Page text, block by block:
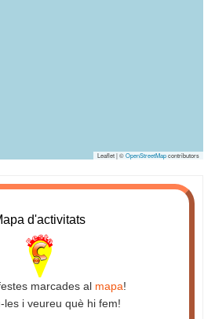
Leaflet | ©OpenStreetMapcontributors
d'activitats
marcades al mapa!
les i veureu què hi fem!